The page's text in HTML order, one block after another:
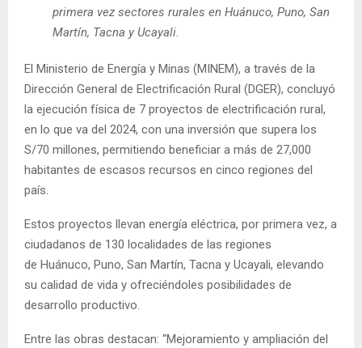
primera vez sectores rurales en Huánuco, Puno, San
Martín, Tacna y Ucayali.
El Ministerio de Energía y Minas (MINEM), a través de la
Dirección General de Electrificación Rural (DGER), concluyó
la ejecución física de 7 proyectos de electrificación rural,
en lo que va del 2024, con una inversión que supera los
S/70 millones, permitiendo beneficiar a más de 27,000
habitantes de escasos recursos en cinco regiones del
país.
Estos proyectos llevan energía eléctrica, por primera vez, a
ciudadanos de 130 localidades de las regiones
de Huánuco, Puno, San Martín, Tacna y Ucayali, elevando
su calidad de vida y ofreciéndoles posibilidades de
desarrollo productivo.
Entre las obras destacan: “Mejoramiento y ampliación del